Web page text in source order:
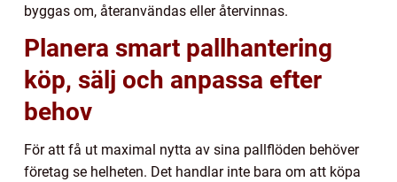
byggas om, återanvändas eller återvinnas.
Planera smart pallhantering
köp, sälj och anpassa efter
behov
För att få ut maximal nytta av sina pallflöden behöver
företag se helheten. Det handlar inte bara om att köpa